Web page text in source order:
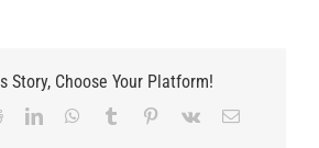
Story, Choose Your Platform!
RedditLinkedInWhatsApp
Tumblr Pinterest
Vk Email